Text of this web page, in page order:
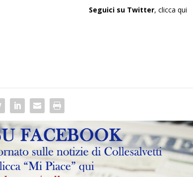
Seguici su Twitter,clicca qui